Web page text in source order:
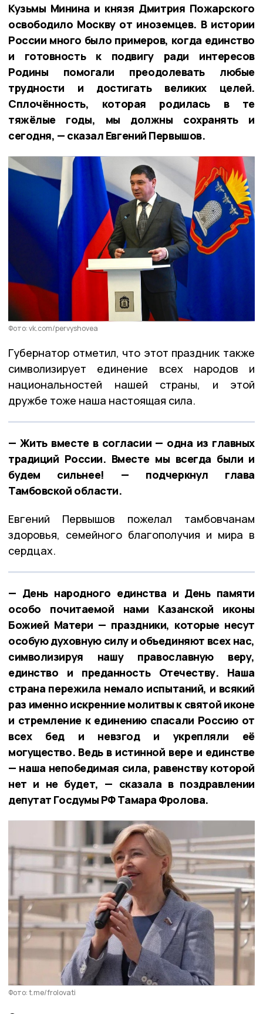
Кузьмы Минина и князя Дмитрия Пожарского
освободило Москву от иноземцев. В истории
России много было примеров, когда единство
и готовность к подвигу ради интересов
Родины помогали преодолевать любые
трудности и достигать великих целей.
Сплочённость, которая родилась в те
тяжёлые годы, мы должны сохранять и
сегодня, — сказал Евгений Первышов.
Фото: vk.com/pervyshovea
Губернатор отметил, что этот праздник также
символизирует единение всех народов и
национальностей нашей страны, и этой
дружбе тоже наша настоящая сила.
— Жить вместе в согласии — одна из главных
традиций России. Вместе мы всегда были и
будем сильнее! — подчеркнул глава
Тамбовской области.
Евгений Первышов пожелал тамбовчанам
здоровья, семейного благополучия и мира в
сердцах.
— День народного единства и День памяти
особо почитаемой нами Казанской иконы
Божией Матери — праздники, которые несут
особую духовную силу и объединяют всех нас,
символизируя нашу православную веру,
единство и преданность Отечеству. Наша
страна пережила немало испытаний, и всякий
раз именно искренние молитвы к святой иконе
и стремление к единению спасали Россию от
всех бед и невзгод и укрепляли её
могущество. Ведь в истинной вере и единстве
— наша непобедимая сила, равенству которой
нет и не будет, — сказала в поздравлении
депутат Госдумы РФ Тамара Фролова.
Фото: t.me/frolovati